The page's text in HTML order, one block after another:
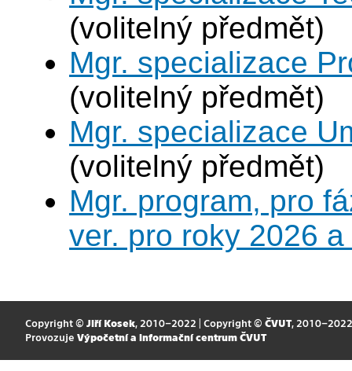
(volitelný předmět)
Mgr. specializace
(volitelný předmět)
Mgr. specializace
(volitelný předmět)
Mgr. program, pro
ver. pro roky 2026
Copyright © Jiří Kosek, 2010–2022 | Copyright © ČVUT, 2010–2022
Provozuje Výpočetní a informační centrum ČVUT